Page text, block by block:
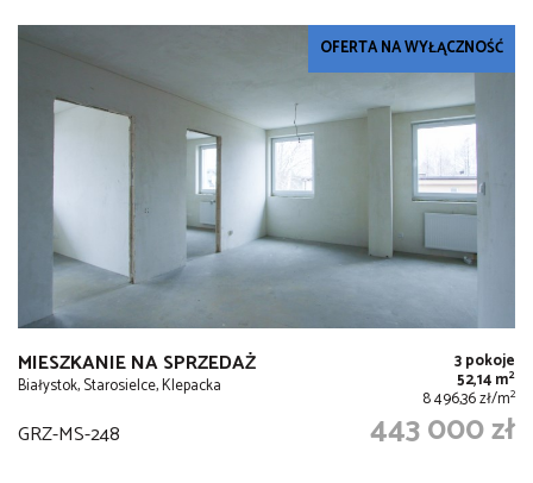
OFERTA NA WYŁĄCZNOŚĆ
MIESZKANIE NA SPRZEDAŻ
Białystok, Starosielce, Klepacka
3 pokoje
52,14 m2
8 496,36 zł/m2
GRZ-MS-248 443 000 zł